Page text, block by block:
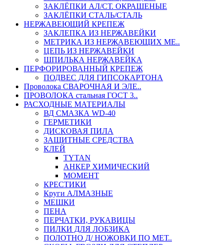
ЗАКЛЁПКИ АЛ/СТ. ОКРАШЕНЫЕ
ЗАКЛЁПКИ СТАЛЬ/СТАЛЬ
НЕРЖАВЕЮЩИЙ КРЕПЕЖ
ЗАКЛЕПКА ИЗ НЕРЖАВЕЙКИ
МЕТРИКА ИЗ НЕРЖАВЕЮЩИХ МЕ..
ЦЕПЬ ИЗ НЕРЖАВЕЙКИ
ШПИЛЬКА НЕРЖАВЕЙКА
ПЕРФОРИРОВАННЫЙ КРЕПЕЖ
ПОДВЕС ДЛЯ ГИПСОКАРТОНА
Проволока СВАРОЧНАЯ И ЭЛЕ..
ПРОВОЛОКА стальная ГОСТ 3..
РАСХОДНЫЕ МАТЕРИАЛЫ
ВД СМАЗКА WD-40
ГЕРМЕТИКИ
ДИСКОВАЯ ПИЛА
ЗАЩИТНЫЕ СРЕДСТВА
КЛЕЙ
TYTAN
АНКЕР ХИМИЧЕСКИЙ
МОМЕНТ
КРЕСТИКИ
Круги АЛМАЗНЫЕ
МЕШКИ
ПЕНА
ПЕРЧАТКИ, РУКАВИЦЫ
ПИЛКИ ДЛЯ ЛОБЗИКА
ПОЛОТНО Д/ НОЖОВКИ ПО МЕТ..